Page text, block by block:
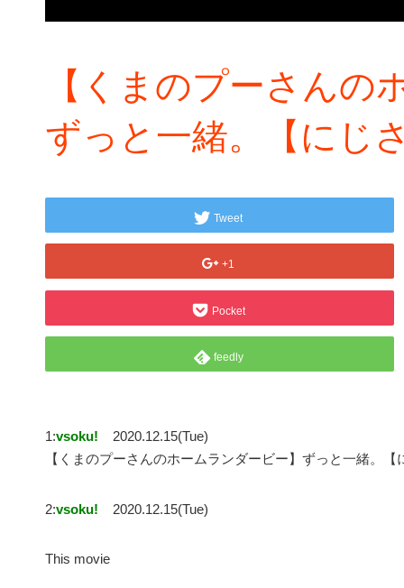
【くまのプーさんの
ずっと一緒。【にじ
Tweet
+1
Pocket
feedly
1:vsoku!
2020.12.15(Tue)
【くまのプーさんのホームランダービー】ずっと一緒。
2:vsoku! 2020.12.15(Tue)
This movie